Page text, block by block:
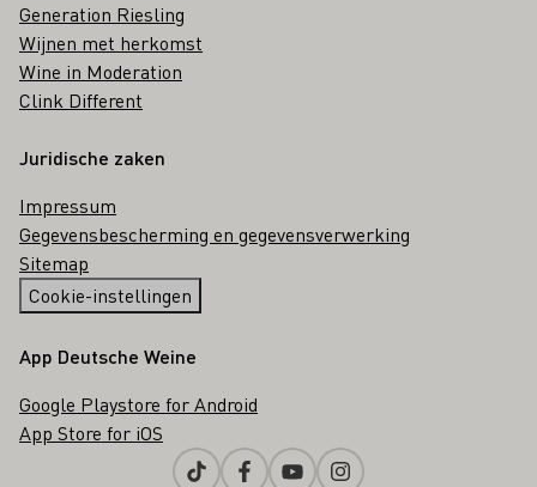
Generation Riesling
Wijnen met herkomst
Wine in Moderation
Clink Different
Juridische zaken
Impressum
Gegevensbescherming en gegevensverwerking
Sitemap
Cookie-instellingen
App Deutsche Weine
Google Playstore for Android
App Store for iOS
TiktokFacebookYoutubeInstagram